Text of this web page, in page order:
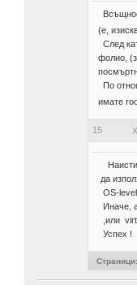
(е,
След
фолио,
По
имате
15
да
OS-
Иначе,
,или
Успех !